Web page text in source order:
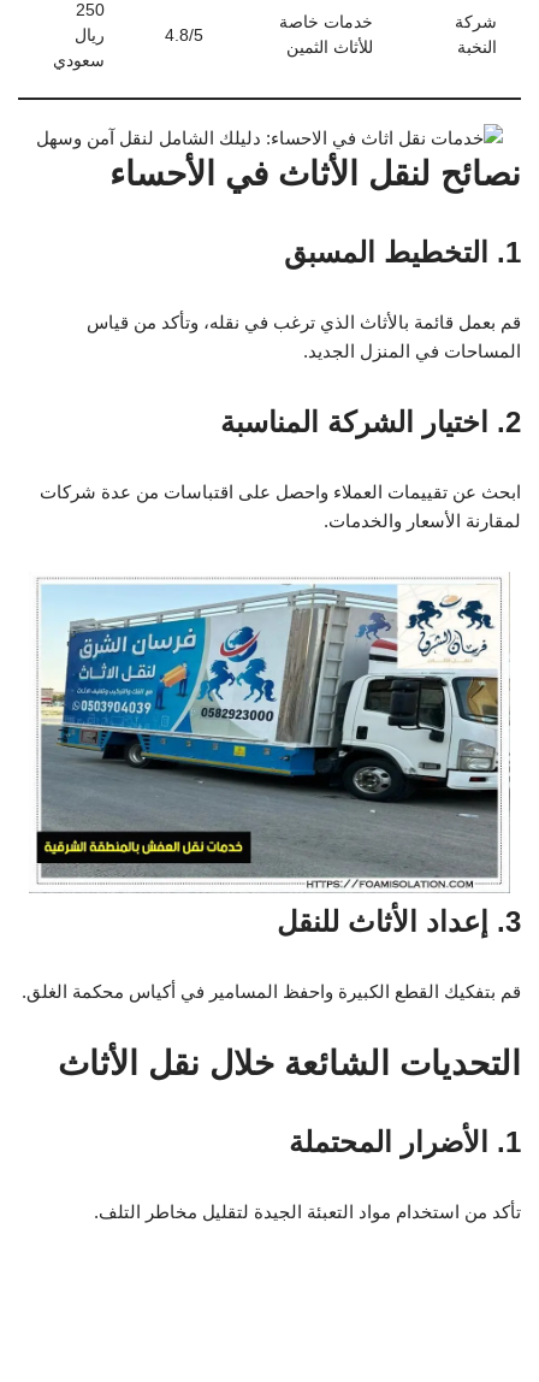
شركة
النخبة
خدمات خاصة
للأثاث الثمين
4.8/5
250
ريال
سعودي
نصائح لنقل الأثاث في الأحساء
1. التخطيط المسبق
قم بعمل قائمة بالأثاث الذي ترغب في نقله، وتأكد من قياس
المساحات في المنزل الجديد.
2. اختيار الشركة المناسبة
ابحث عن تقييمات العملاء واحصل على اقتباسات من عدة شركات
لمقارنة الأسعار والخدمات.
3. إعداد الأثاث للنقل
قم بتفكيك القطع الكبيرة واحفظ المسامير في أكياس محكمة الغلق.
التحديات الشائعة خلال نقل الأثاث
1. الأضرار المحتملة
تأكد من استخدام مواد التعبئة الجيدة لتقليل مخاطر التلف.